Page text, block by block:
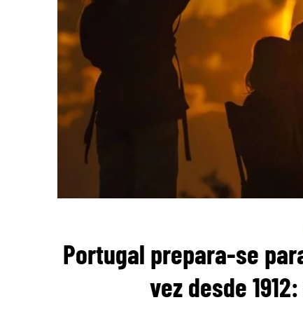
Portugal prepara-se
vez desde